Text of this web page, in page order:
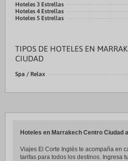
Hoteles 3 Estrellas
Hoteles 4 Estrellas
Hoteles 5 Estrellas
TIPOS DE HOTELES EN
CIUDAD
Spa / Relax
Hoteles en Marrakech Centro Ciudad
Viajes El Corte Inglés te acompaña en
tarifas para todos los destinos. Ingresa